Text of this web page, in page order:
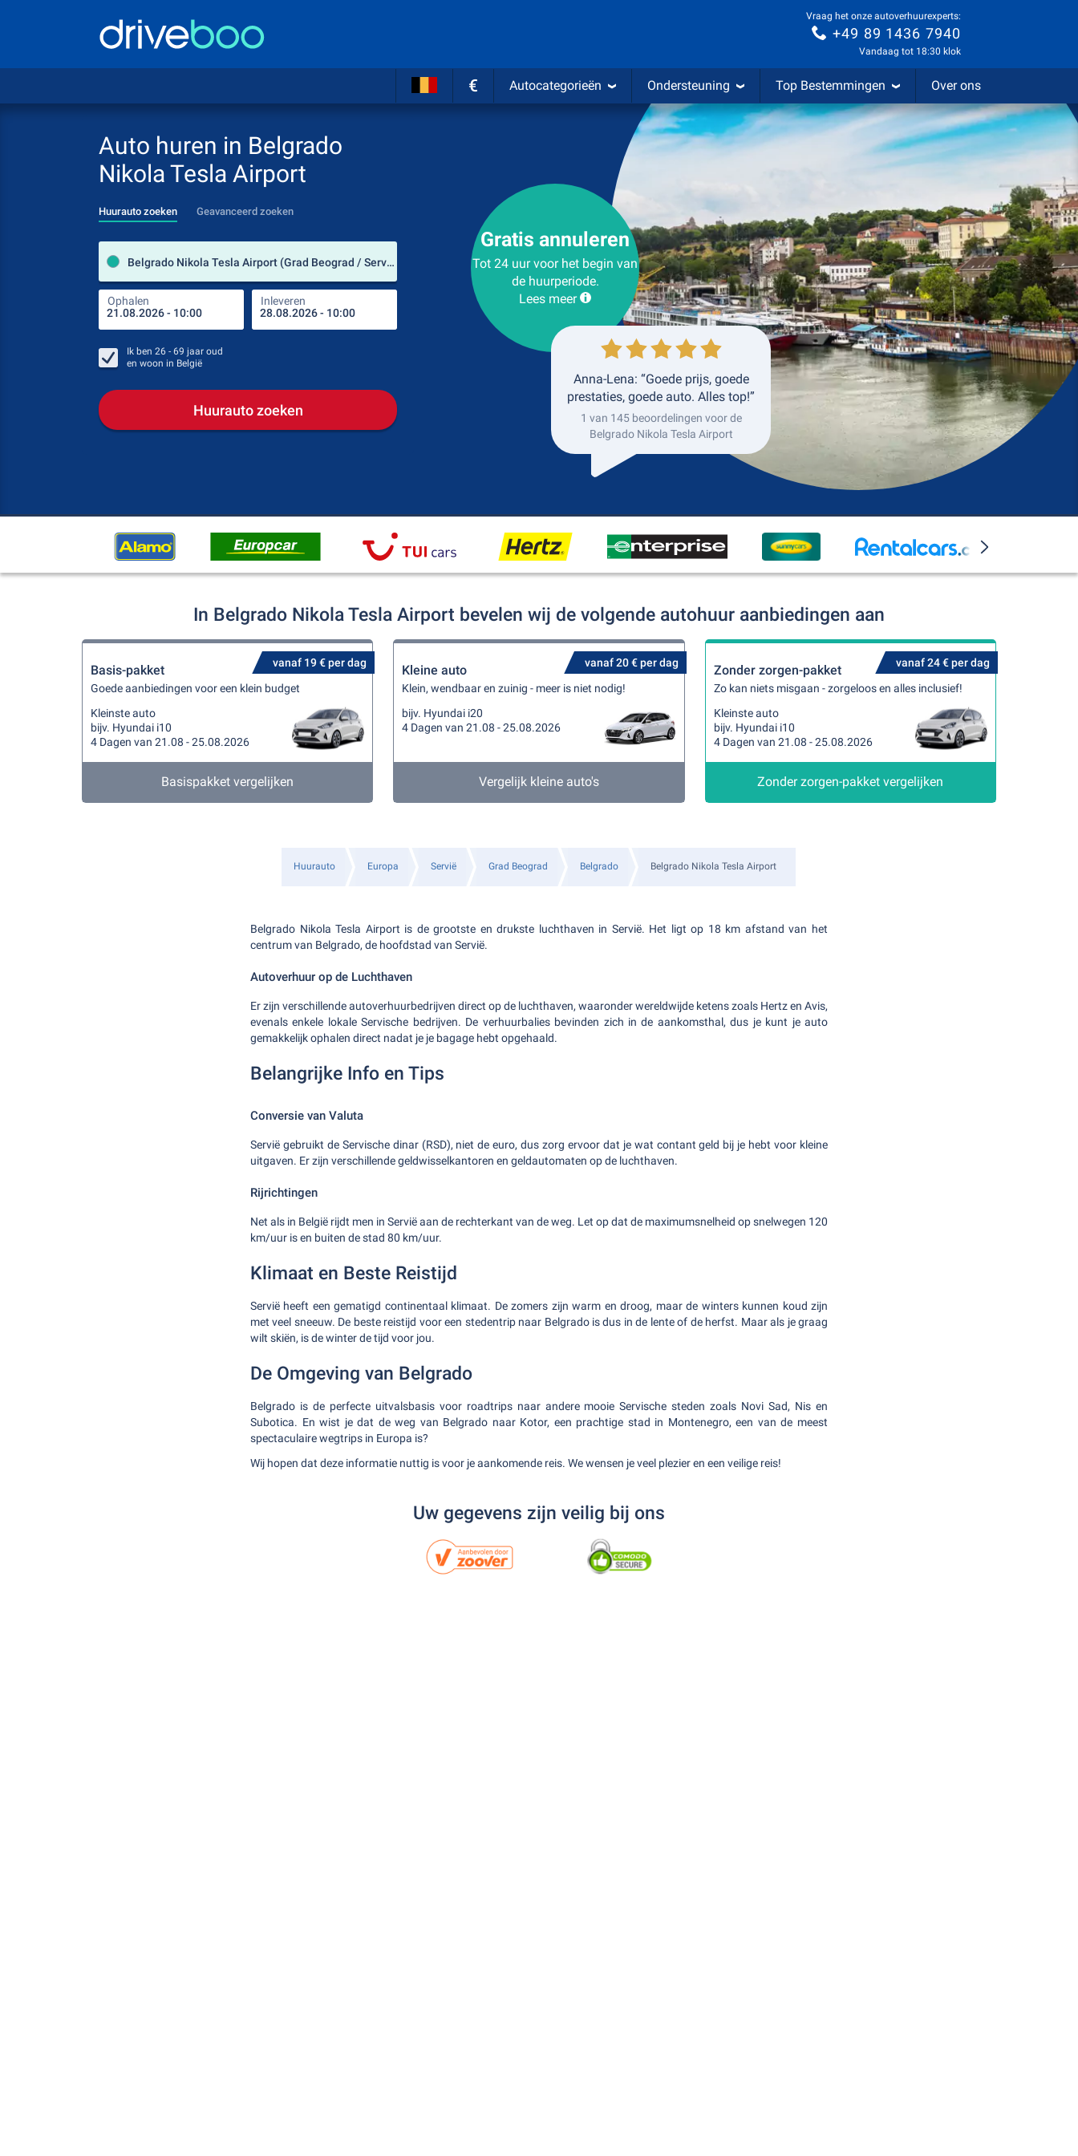
Vraag het onze autoverhuurexperts:
+49 89 1436 7940
Vandaag tot 18:30 klok
€ Autocategorieën Ondersteuning Top Bestemmingen Over ons
Auto huren in Belgrado
Nikola Tesla Airport
Huurauto zoeken Geavanceerd zoeken
Belgrado Nikola Tesla Airport (Grad Beograd / Servië)
Ophalen Inleveren
Verhuurlocatie
Plaats voor teruggave
Inleveren
Ik ben 26 - 69 jaar oud
en woon in België
Huurauto zoeken
Gratis annuleren
Tot 24 uur voor het begin van
de huurperiode.
Lees meer
Anna-Lena: “Goede prijs, goede
prestaties, goede auto. Alles top!”
1 van 145 beoordelingen voor de
Belgrado Nikola Tesla Airport
In Belgrado Nikola Tesla Airport bevelen wij de volgende autohuur aanbiedingen aan
vanaf 19 € per dag
Basis-pakket
Goede aanbiedingen voor een klein budget
Kleinste auto
bijv. Hyundai i10
4 Dagen van 21.08 - 25.08.2026
Basispakket vergelijken
vanaf 20 € per dag
Kleine auto
Klein, wendbaar en zuinig - meer is niet nodig!
bijv. Hyundai i20
4 Dagen van 21.08 - 25.08.2026
Vergelijk kleine auto's
vanaf 24 € per dag
Zonder zorgen-pakket
Zo kan niets misgaan - zorgeloos en alles inclusief!
Kleinste auto
bijv. Hyundai i10
4 Dagen van 21.08 - 25.08.2026
Zonder zorgen-pakket vergelijken
Huurauto Europa Servië Grad Beograd Belgrado Belgrado Nikola Tesla Airport
Belgrado Nikola Tesla Airport is de grootste en drukste luchthaven in Servië. Het ligt op 18 km afstand van het
centrum van Belgrado, de hoofdstad van Servië.
Autoverhuur op de Luchthaven
Er zijn verschillende autoverhuurbedrijven direct op de luchthaven, waaronder wereldwijde ketens zoals Hertz en Avis,
evenals enkele lokale Servische bedrijven. De verhuurbalies bevinden zich in de aankomsthal, dus je kunt je auto
gemakkelijk ophalen direct nadat je je bagage hebt opgehaald.
Belangrijke Info en Tips
Conversie van Valuta
Servië gebruikt de Servische dinar (RSD), niet de euro, dus zorg ervoor dat je wat contant geld bij je hebt voor kleine
uitgaven. Er zijn verschillende geldwisselkantoren en geldautomaten op de luchthaven.
Rijrichtingen
Net als in België rijdt men in Servië aan de rechterkant van de weg. Let op dat de maximumsnelheid op snelwegen 120
km/uur is en buiten de stad 80 km/uur.
Klimaat en Beste Reistijd
Servië heeft een gematigd continentaal klimaat. De zomers zijn warm en droog, maar de winters kunnen koud zijn
met veel sneeuw. De beste reistijd voor een stedentrip naar Belgrado is dus in de lente of de herfst. Maar als je graag
wilt skiën, is de winter de tijd voor jou.
De Omgeving van Belgrado
Belgrado is de perfecte uitvalsbasis voor roadtrips naar andere mooie Servische steden zoals Novi Sad, Nis en
Subotica. En wist je dat de weg van Belgrado naar Kotor, een prachtige stad in Montenegro, een van de meest
spectaculaire wegtrips in Europa is?
Wij hopen dat deze informatie nuttig is voor je aankomende reis. We wensen je veel plezier en een veilige reis!
Uw gegevens zijn veilig bij ons